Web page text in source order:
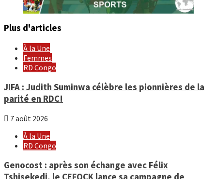
Plus d'articles
À la Une
Femmes
RD Congo
JIFA : Judith Suminwa célèbre les pionnières de la
parité en RDC!
7 août 2026
À la Une
RD Congo
Genocost : après son échange avec Félix